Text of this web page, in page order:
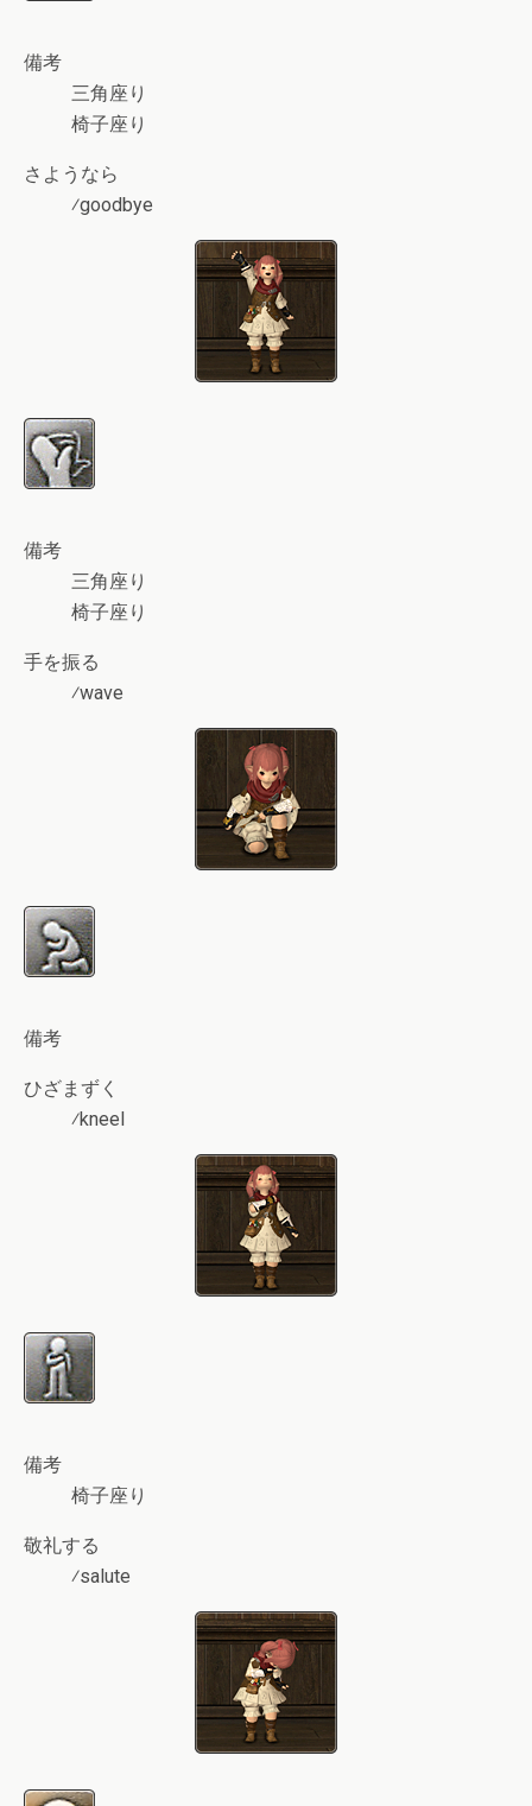
備考
三角座り
椅子座り
さようなら
⁄goodbye
備考
三角座り
椅子座り
手を振る
⁄wave
備考
ひざまずく
⁄kneel
備考
椅子座り
敬礼する
⁄salute